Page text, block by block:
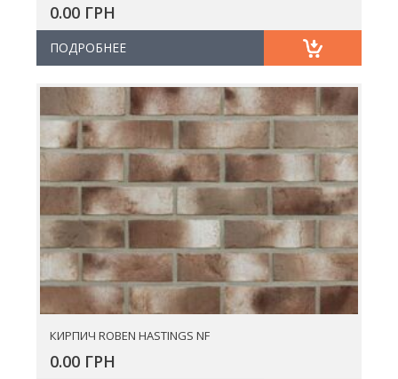
0.00 ГРН
ПОДРОБНЕЕ
КИРПИЧ ROBEN HASTINGS NF
0.00 ГРН